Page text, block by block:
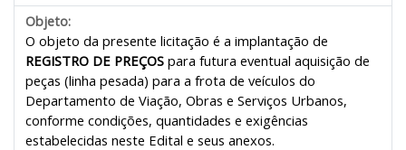
Objeto:
O objeto da presente licitação é a implantação de
REGISTRO DE PREÇOS para futura eventual aquisição de
peças (linha pesada) para a frota de veículos do
Departamento de Viação, Obras e Serviços Urbanos,
conforme condições, quantidades e exigências
estabelecidas neste Edital e seus anexos.